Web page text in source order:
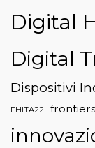
Digital
Digital
Dispositivi
FHITA22